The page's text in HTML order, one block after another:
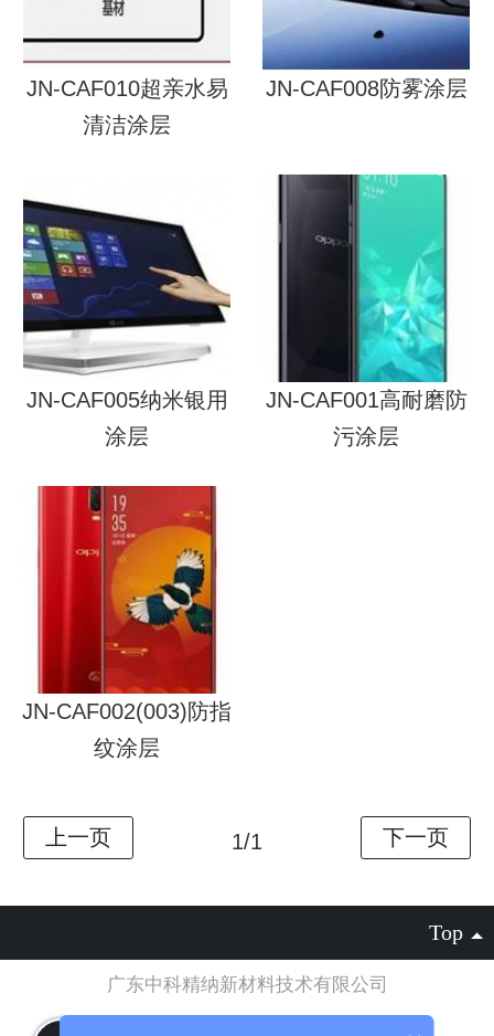
JN-CAF010超亲水易
清洁涂层
JN-CAF008防雾涂层
JN-CAF005纳米银用
涂层
JN-CAF001高耐磨防
污涂层
JN-CAF002(003)防指
纹涂层
1/1
Top
广东中科精纳新材料技术有限公司